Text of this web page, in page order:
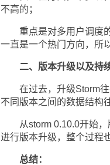
不高的；
重点是对多用户调度的
一直是一个热门方向，所
二、版本升级以及持
在过去，升级Storm往
不同版本之间的数据结构
从storm 0.10.0开始，
进行版本升级，整个过程
总结：